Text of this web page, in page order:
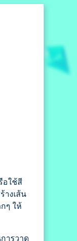
อใช้สี
างเส้น
ๆ ให้
ารวาด